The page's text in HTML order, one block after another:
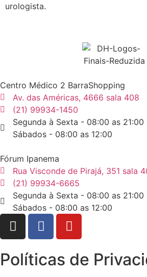
urologista.
Centro Médico 2 BarraShopping
Av. das Américas, 4666 sala 408
(21) 99934-1450
Segunda à Sexta - 08:00 as 21:00
Sábados - 08:00 as 12:00
Fórum Ipanema
Rua Visconde de Pirajá, 351 sala
(21) 99934-6665
Segunda à Sexta - 08:00 as 21:00
Sábados - 08:00 as 12:00
Políticas de